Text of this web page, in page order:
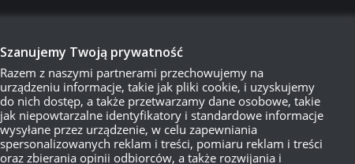
następujące warunki:
ujęć — nie powinna przekraczać jednej
Szanujemy Twoją prywatność
Razem z naszymi partnerami przechowujemy na
urządzeniu informacje, takie jak pliki cookie, i uzyskujemy
do nich dostęp, a także przetwarzamy dane osobowe, takie
jak niepowtarzalne identyfikatory i standardowe informacje
wysyłane przez urządzenie, w celu zapewniania
spersonalizowanych reklam i treści, pomiaru reklam i treści
oraz zbierania opinii odbiorców, a także rozwijania i